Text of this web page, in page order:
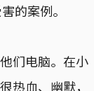
的案例。
们电脑。在小
热血、幽默，